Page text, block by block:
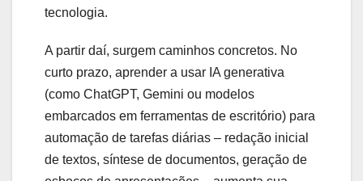
tecnologia.
A partir daí, surgem caminhos concretos. No
curto prazo, aprender a usar IA generativa
(como ChatGPT, Gemini ou modelos
embarcados em ferramentas de escritório) para
automação de tarefas diárias – redação inicial
de textos, síntese de documentos, geração de